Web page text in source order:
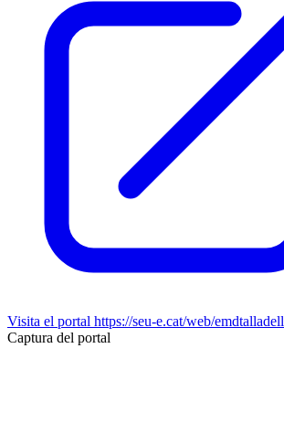
Visita el portal https://seu-e.cat/web/emdtalladell
Captura del portal